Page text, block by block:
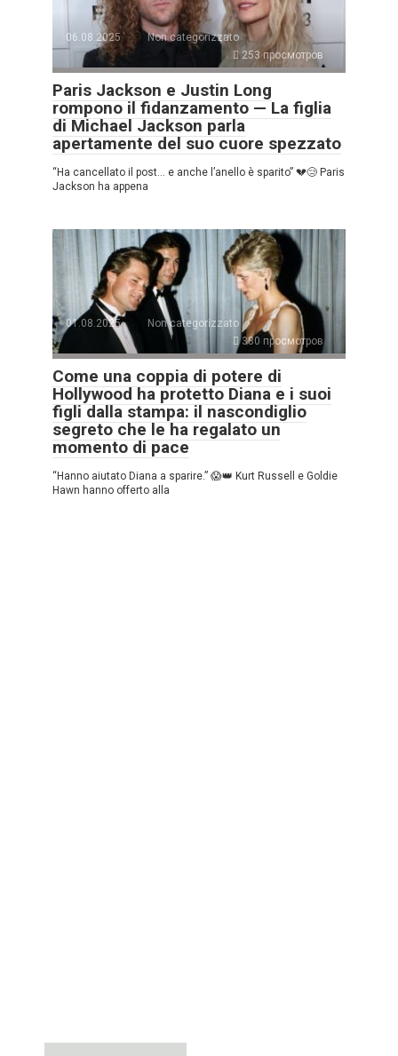
06.08.2025
Non categorizzato
253 просмотров
Paris Jackson e Justin Long
rompono il fidanzamento — La figlia
di Michael Jackson parla
apertamente del suo cuore spezzato
“Ha cancellato il post… e anche l’anello è sparito” 💔😢 Paris
Jackson ha appena
01.08.2025
Non categorizzato
380 просмотров
Come una coppia di potere di
Hollywood ha protetto Diana e i suoi
figli dalla stampa: il nascondiglio
segreto che le ha regalato un
momento di pace
“Hanno aiutato Diana a sparire.” 😱👑 Kurt Russell e Goldie
Hawn hanno offerto alla